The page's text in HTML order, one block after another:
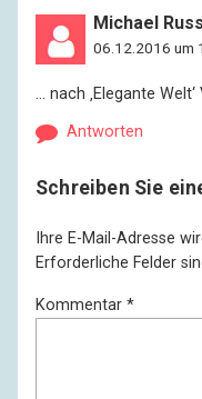
Michael Russ
06.12.2016 um
… nach ‚Elegante Welt‘
Antworten
Schreiben Sie
Ihre E-Mail-Adresse
Erforderliche Felder
Kommentar *